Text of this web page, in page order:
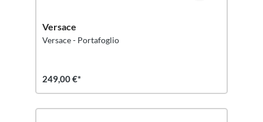
Versace
Versace - Portafoglio
249,00 €*